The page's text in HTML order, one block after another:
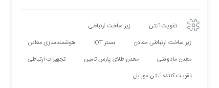
تقویت آنتن
زیر ساخت ارتباطی
زیر ساخت ارتباطی معادن
بستر IOT
هوشمندسازی معادن
معدن مادوفتی
معدن طلای پارس تامین
تجهیزات ارتباطی
تقویت کننده آنتن موبایل